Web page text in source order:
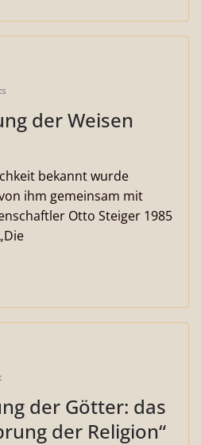
der Weisen
bekannt wurde
ihm gemeinsam mit
Otto Steiger 1985
der Götter: das
der Religion“